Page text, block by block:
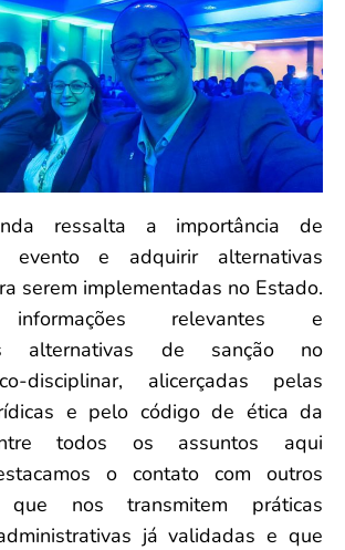
ressalta a importância de
evento e adquirir alternativas
serem implementadas no Estado.
informações relevantes e
alternativas de sanção no
disciplinar, alicerçadas pelas
e pelo código de ética da
todos os assuntos aqui
o contato com outros
que nos transmitem práticas
já validadas e que